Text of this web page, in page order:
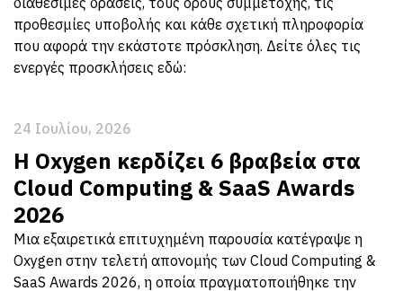
προθεσμίες υποβολής και κάθε σχετική πληροφορία
που αφορά την εκάστοτε πρόσκληση. Δείτε όλες τις
ενεργές προσκλήσεις εδώ:
24 Ιουλίου, 2026
Η Oxygen κερδίζει 6 βραβεία στα
Cloud Computing & SaaS Awards
2026
Μια εξαιρετικά επιτυχημένη παρουσία κατέγραψε η
Oxygen στην τελετή απονομής των Cloud Computing &
SaaS Awards 2026, η οποία πραγματοποιήθηκε την